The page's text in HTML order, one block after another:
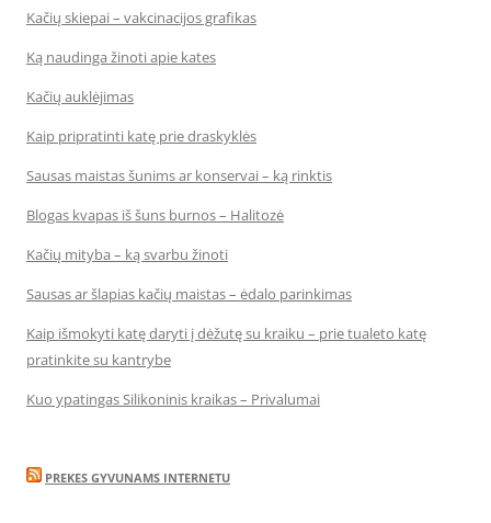
Kačių skiepai – vakcinacijos grafikas
Ką naudinga žinoti apie kates
Kačių auklėjimas
Kaip pripratinti katę prie draskyklės
Sausas maistas šunims ar konservai – ką rinktis
Blogas kvapas iš šuns burnos – Halitozė
Kačių mityba – ką svarbu žinoti
Sausas ar šlapias kačių maistas – ėdalo parinkimas
Kaip išmokyti katę daryti į dėžutę su kraiku – prie tualeto katę
pratinkite su kantrybe
Kuo ypatingas Silikoninis kraikas – Privalumai
PREKES GYVUNAMS INTERNETU